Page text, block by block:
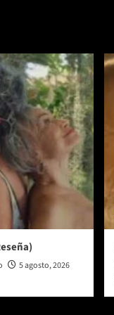
5 agosto, 2026